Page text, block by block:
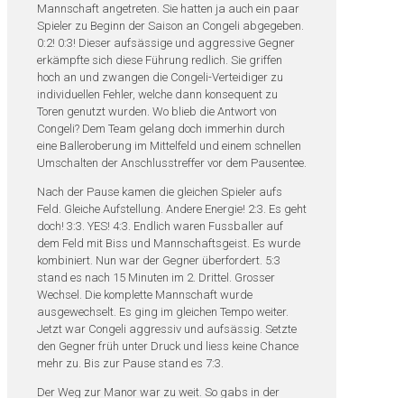
Mannschaft angetreten. Sie hatten ja auch ein paar
Spieler zu Beginn der Saison an Congeli abgegeben.
0:2! 0:3! Dieser aufsässige und aggressive Gegner
erkämpfte sich diese Führung redlich. Sie griffen
hoch an und zwangen die Congeli-Verteidiger zu
individuellen Fehler, welche dann konsequent zu
Toren genutzt wurden. Wo blieb die Antwort von
Congeli? Dem Team gelang doch immerhin durch
eine Balleroberung im Mittelfeld und einem schnellen
Umschalten der Anschlusstreffer vor dem Pausentee.
Nach der Pause kamen die gleichen Spieler aufs
Feld. Gleiche Aufstellung. Andere Energie! 2:3. Es geht
doch! 3:3. YES! 4:3. Endlich waren Fussballer auf
dem Feld mit Biss und Mannschaftsgeist. Es wurde
kombiniert. Nun war der Gegner überfordert. 5:3
stand es nach 15 Minuten im 2. Drittel. Grosser
Wechsel. Die komplette Mannschaft wurde
ausgewechselt. Es ging im gleichen Tempo weiter.
Jetzt war Congeli aggressiv und aufsässig. Setzte
den Gegner früh unter Druck und liess keine Chance
mehr zu. Bis zur Pause stand es 7:3.
Der Weg zur Manor war zu weit. So gabs in der